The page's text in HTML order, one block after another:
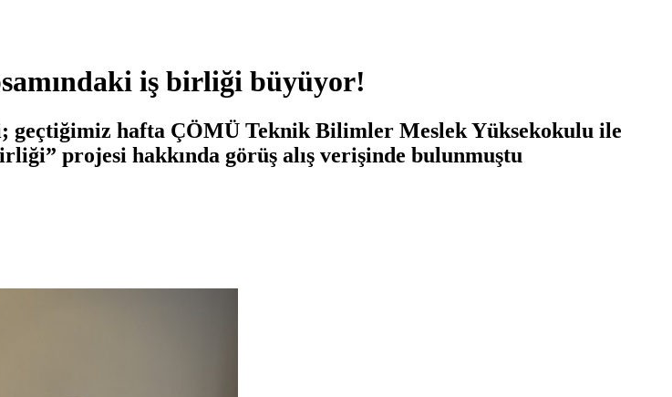
iş birliği büyüyor!
hafta ÇÖMÜ Teknik Bilimler Meslek Yüksekokulu ile
projesi hakkında görüş alış verişinde bulunmuştu